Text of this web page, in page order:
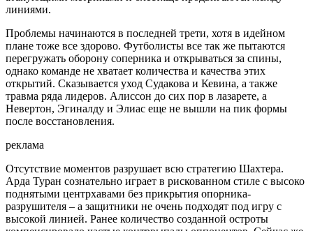
линиями.
Проблемы начинаются в последней трети, хотя в идейном
плане тоже все здорово. Футболисты все так же пытаются
перегружать оборону соперника и открываться за спины,
однако команде не хватает количества и качества этих
открытий. Сказывается уход Судакова и Кевина, а также
травма ряда лидеров. Алиссон до сих пор в лазарете, а
Невертон, Эгиналду и Элиас еще не вышли на пик формы
после восстановления.
реклама
Отсутствие моментов разрушает всю стратегию Шахтера.
Арда Туран сознательно играет в рискованном стиле с высоко
поднятыми центрхавами без прикрытия опорника-
разрушителя – а защитники не очень подходят под игру с
высокой линией. Ранее количество созданной остроты